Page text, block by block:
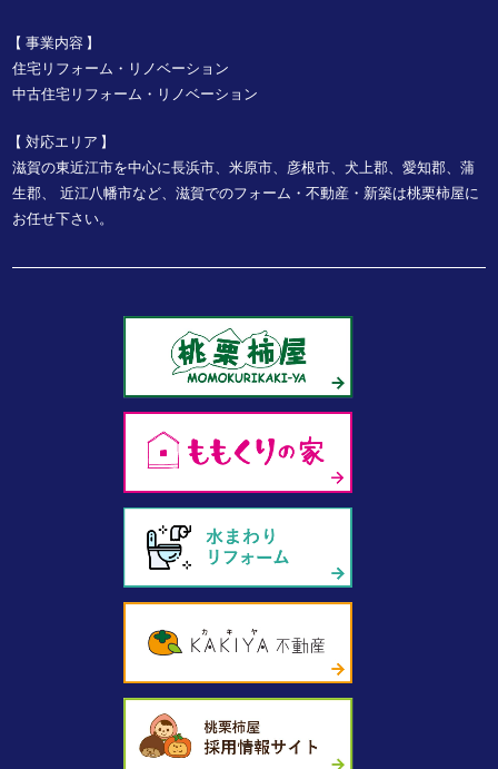
事業内容
住宅リフォーム・リノベーション
中古住宅リフォーム・リノベーション
対応エリア
滋賀の東近江市を中心に長浜市、米原市、彦根市、犬上郡、愛知郡、蒲
生郡、
近江八幡市など、滋賀でのフォーム・不動産・新築は桃栗柿屋に
お任せ下さい。